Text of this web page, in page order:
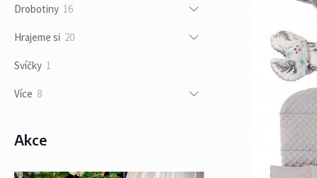
Drobotiny 1616
Hrajeme si 2020
Svíčky 1
Více 88
Akce